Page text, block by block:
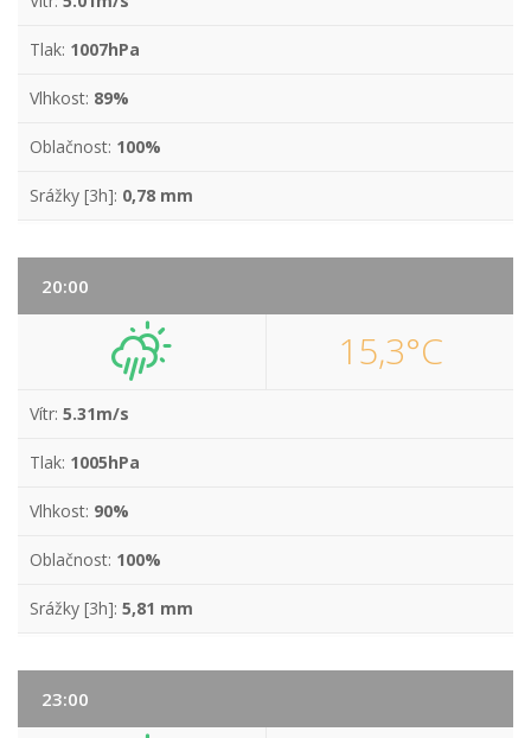
Tlak: 1007hPa
Vlhkost: 89%
Oblačnost: 100%
Srážky [3h]: 0,78 mm
20:00
15,3°C
Vítr: 5.31m/s
Tlak: 1005hPa
Vlhkost: 90%
Oblačnost: 100%
Srážky [3h]: 5,81 mm
23:00